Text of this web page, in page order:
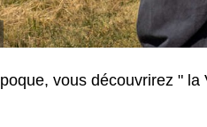
vous découvrirez "